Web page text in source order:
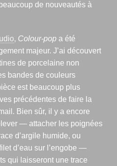
de nouveautés à
, Colour-pop a été
majeur. J’ai découvert
de porcelaine non
bandes de couleurs
est beaucoup plus
précédentes de faire la
Bien sûr, il y a encore
— attacher les poignées
d’argile humide, ou
d’eau sur l’engobe —
qui laisseront une trace